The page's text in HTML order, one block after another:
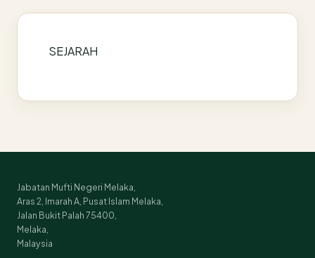
SEJARAH
Jabatan Mufti Negeri Melaka,
Aras 2, Imarah A, Pusat Islam Melaka,
Jalan Bukit Palah 75400,
Melaka,
Malaysia